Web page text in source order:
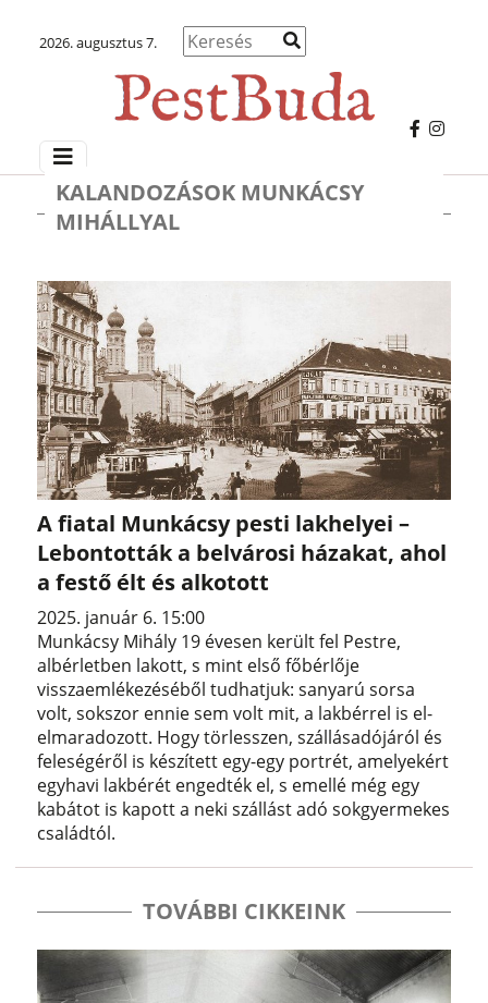
2026. augusztus 7.
KALANDOZÁSOK MUNKÁCSY
MIHÁLLYAL
A fiatal Munkácsy pesti lakhelyei –
Lebontották a belvárosi házakat, ahol
a festő élt és alkotott
2025. január 6. 15:00
Munkácsy Mihály 19 évesen került fel Pestre,
albérletben lakott, s mint első főbérlője
visszaemlékezéséből tudhatjuk: sanyarú sorsa
volt, sokszor ennie sem volt mit, a lakbérrel is el-
elmaradozott. Hogy törlesszen, szállásadójáról és
feleségéről is készített egy-egy portrét, amelyekért
egyhavi lakbérét engedték el, s emellé még egy
kabátot is kapott a neki szállást adó sokgyermekes
családtól.
TOVÁBBI CIKKEINK